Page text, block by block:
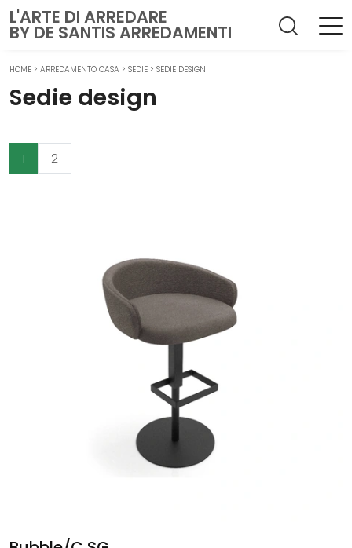
L'ARTE DI ARREDARE
BY DE SANTIS ARREDAMENTI
HOME > ARREDAMENTO CASA > SEDIE > SEDIE DESIGN
Sedie design
1 2